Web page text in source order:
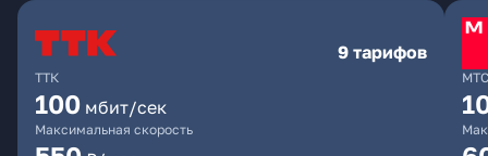
ТТК
9 тарифов
100 мбит/сек
Максимальная скорость
МТС